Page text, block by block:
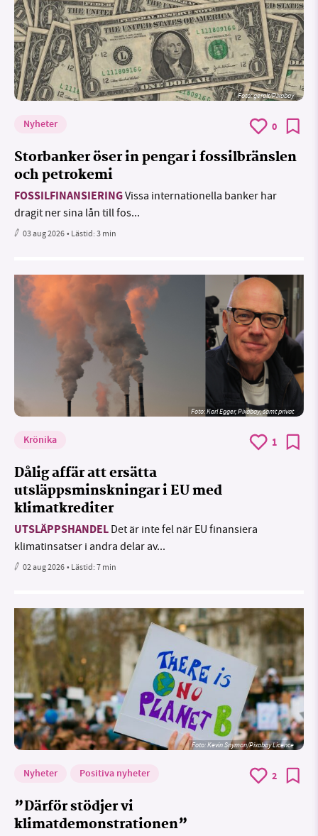
Foto:geralt/Pixabay
Nyheter 0
Storbanker öser in pengar i fossilbränslen
och petrokemi
FOSSILFINANSIERINGVissa internationella banker har
dragit ner sina lån till fos...
03 aug 2026• Lästid:3 min
Foto:Karl Egger, Pixabay, samt privat
Krönika 1
Dålig affär att ersätta
utsläppsminskningar i EU med
klimatkrediter
UTSLÄPPSHANDEL Det är inte fel när EU finansiera
klimatinsatser i andra delar av...
02 aug 2026• Lästid:7 min
Foto:Kevin Snyman/Pixabay Licence
Nyheter Positiva nyheter 2
”Därför stödjer vi
klimatdemonstrationen”